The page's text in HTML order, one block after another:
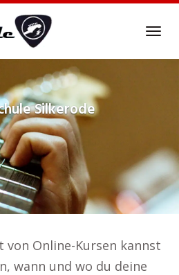
Silkerode
von Online-Kursen kannst
wann und wo du deine